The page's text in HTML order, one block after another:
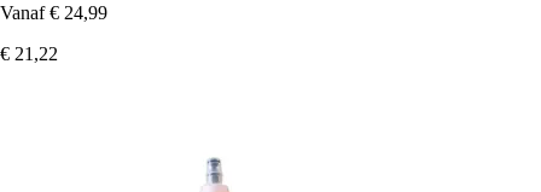
Vanaf € 24,99
€ 21,22